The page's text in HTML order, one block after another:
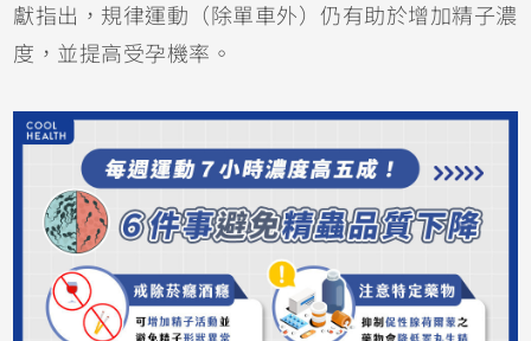
獻指出，規律運動（除單車外）仍有助於增加精子濃
度，並提高受孕機率。